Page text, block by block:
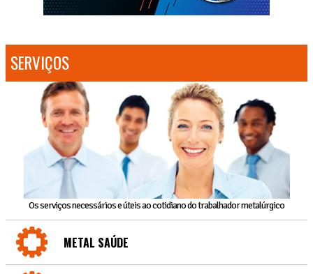
SERVIÇOS
Os serviços necessários e úteis ao cotidiano do trabalhador metalúrgico
METAL SAÚDE